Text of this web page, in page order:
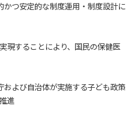
つ安定的な制度運用・制度設計に
現することにより、国民の保健医
よび自治体が実施する子ども政策
進